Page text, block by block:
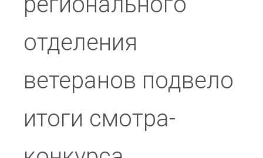
отделения
ветеранов подвело
итоги смотра-